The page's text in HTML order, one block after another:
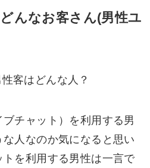
んなお客さん(男性ユ
チャット）を利用する男
人なのか気になると思い
トを利用する男性は一言で